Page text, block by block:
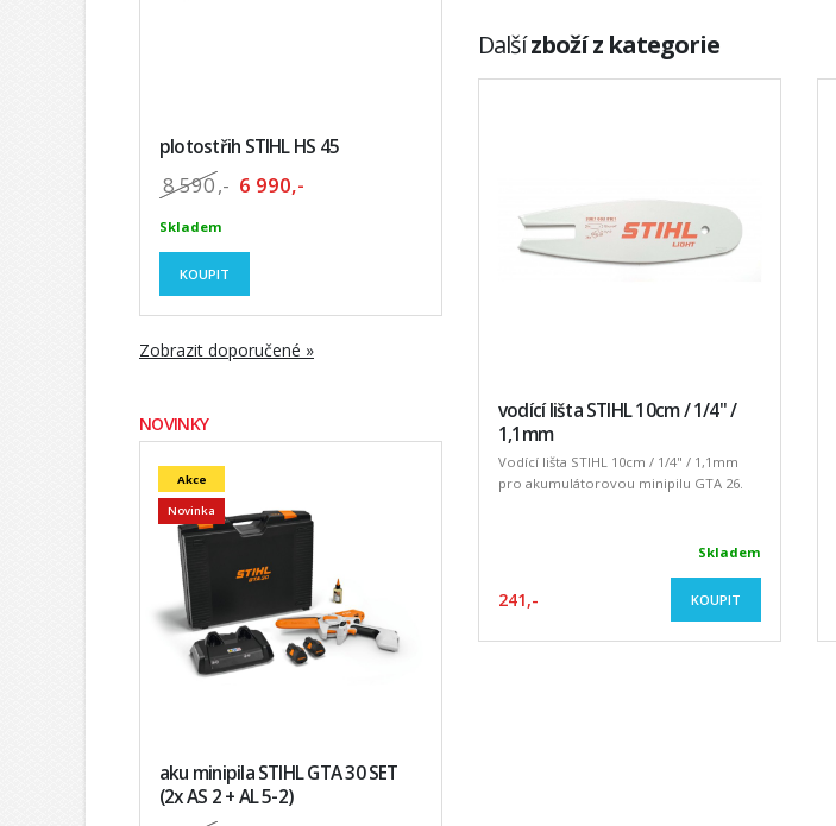
plotostřih STIHL HS 45
8 590,- 6 990,-
Skladem
KOUPIT
Zobrazit doporučené »
NOVINKY
Akce
Novinka
aku minipila STIHL GTA 30 SET
(2x AS 2 + AL 5-2)
Dalšízboží z kategorie
vodící lišta STIHL 10cm / 1/4" /
1,1mm
Vodící lišta STIHL 10cm / 1/4" / 1,1mm
pro akumulátorovou minipilu GTA 26.
Skladem
241,- KOUPIT